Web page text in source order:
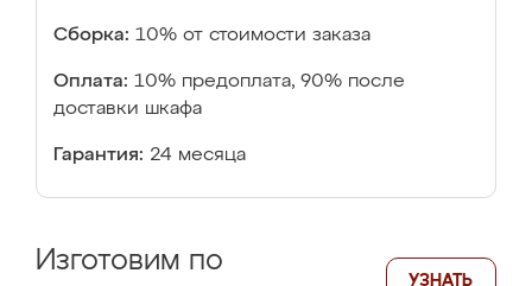
Сборка: 10% от стоимости заказа
Оплата: 10% предоплата, 90% после
доставки шкафа
Гарантия: 24 месяца
Изготовим по
УЗНАТЬ